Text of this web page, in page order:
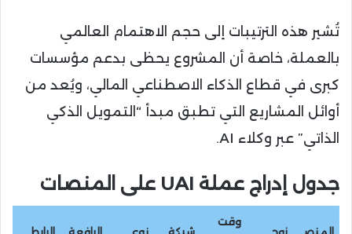
تُشير هذه الترتيبات إلى حجم الاهتمام العالمي
بالعملة، خاصة أن المشروع يحظى بدعم مؤسسات
كبرى في قطاع الذكاء الاصطناعي المالي، ويُعد من
أوائل المشاريع التي تطبق مبدأ “التمويل الذكي
الذاتي” عبر وكلاء AI.
جدول إدراج عملة UAI على المنصات
وقت